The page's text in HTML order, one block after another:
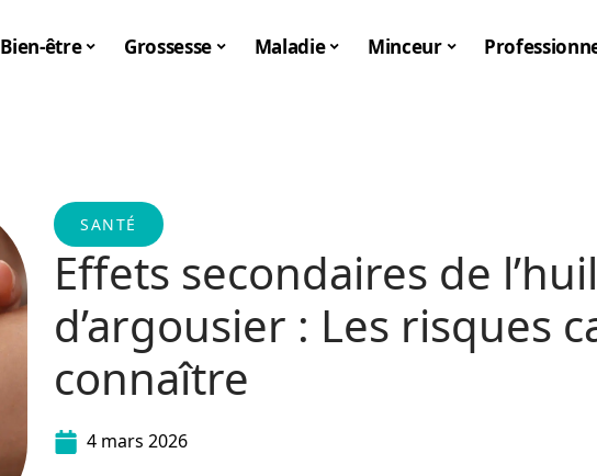
Bien-être Grossesse Maladie Minceur
SANTÉ
Effets secondaires de
d’argousier : Les risques
connaître
4 mars 2026